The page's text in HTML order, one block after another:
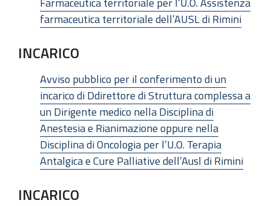
farmaceutica territoriale dell’AUSL di Rimini
INCARICO
Avviso pubblico per il conferimento di un
incarico di Ddirettore di Struttura complessa a
un Dirigente medico nella Disciplina di
Anestesia e Rianimazione oppure nella
Disciplina di Oncologia per l’U.O. Terapia
Antalgica e Cure Palliative dell’Ausl di Rimini
INCARICO